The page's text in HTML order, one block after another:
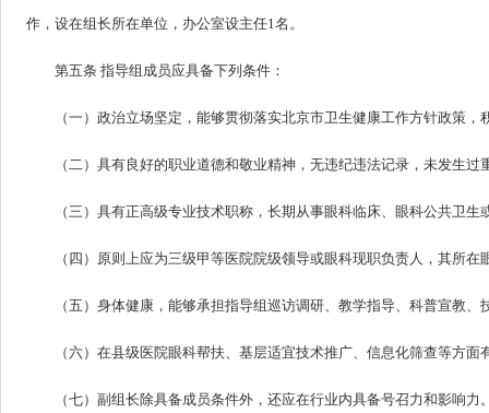
作，设在组长所在单位，办公室设主任1名。
第五条 指导组成员应具备下列条件：
（一）政治立场坚定，能够贯彻落实北京市卫生健康工作方针政策
（二）具有良好的职业道德和敬业精神，无违纪违法记录，未发生
（三）具有正高级专业技术职称，长期从事眼科临床、眼科公共卫
（四）原则上应为三级甲等医院院级领导或眼科现职负责人，其所
（五）身体健康，能够承担指导组巡访调研、教学指导、科普宣教
（六）在县级医院眼科帮扶、基层适宜技术推广、信息化筛查等方面
（七）副组长除具备成员条件外，还应在行业内具备号召力和影响力